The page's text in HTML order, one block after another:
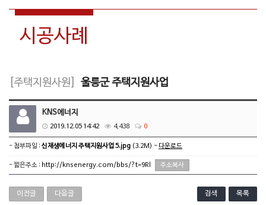
시공사례
[주택지원사원] 울릉군 주택지원사업
KNS에너지
2019.12.05 14:42 4,438 0
- 첨부파일 : 신재생에너지 주택지원사업 5.jpg (3.2M) - 다운로드
- 짧은주소 : http://knsenergy.com/bbs/?t=9Rl 주소복사
이전글 다음글 검색 목록